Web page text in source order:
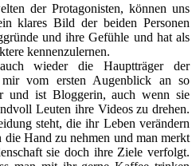
der Protagonisten, können uns
klares Bild der beiden Personen
und ihre Gefühle und hat als
kennenzulernen.
wieder die Hauptträger der
vom ersten Augenblick an so
und ist Bloggerin, auch wenn sie
Leuten ihre Videos zu drehen.
steht, die ihr Leben verändern
Hand zu nehmen und man merkt
sie doch ihre Ziele verfolgt.